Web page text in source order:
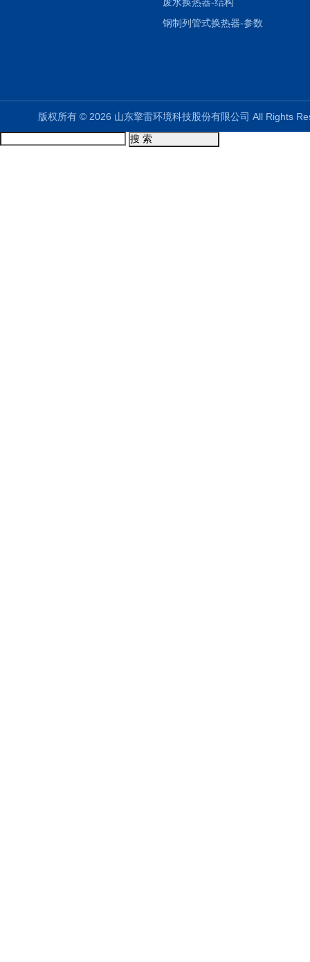
钢制列管式换热器-参数
版权所有 © 2026 山东擎雷环境科技股份有限公司 All